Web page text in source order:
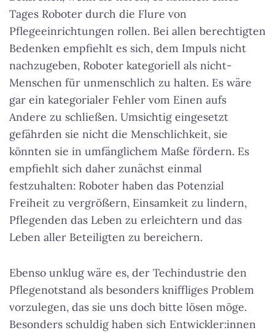
Tages Roboter durch die Flure von
Pflegeeinrichtungen rollen. Bei allen berechtigten
Bedenken empfiehlt es sich, dem Impuls nicht
nachzugeben, Roboter kategoriell als nicht-
Menschen für unmenschlich zu halten. Es wäre
gar ein kategorialer Fehler vom Einen aufs
Andere zu schließen. Umsichtig eingesetzt
gefährden sie nicht die Menschlichkeit, sie
könnten sie in umfänglichem Maße fördern. Es
empfiehlt sich daher zunächst einmal
festzuhalten: Roboter haben das Potenzial
Freiheit zu vergrößern, Einsamkeit zu lindern,
Pflegenden das Leben zu erleichtern und das
Leben aller Beteiligten zu bereichern.
Ebenso unklug wäre es, der Techindustrie den
Pflegenotstand als besonders kniffliges Problem
vorzulegen, das sie uns doch bitte lösen möge.
Besonders schuldig haben sich Entwickler:innen